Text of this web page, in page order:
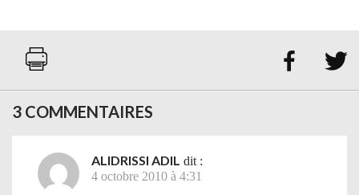
 
3 COMMENTAIRES
ALIDRISSI ADIL dit :
4 octobre 2010 à 4:31